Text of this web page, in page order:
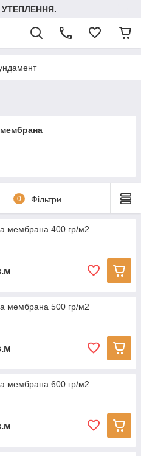
УТЕПЛЕННЯ.
0 Фільтри
мембрана 400 гр/м2
мембрана 500 гр/м2
мембрана 600 гр/м2